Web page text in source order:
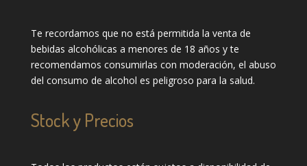
Te recordamos que no está permitida la venta de
bebidas alcohólicas a menores de 18 años y te
recomendamos consumirlas con moderación, el abuso
del consumo de alcohol es peligroso para la salud.
Stock y Precios